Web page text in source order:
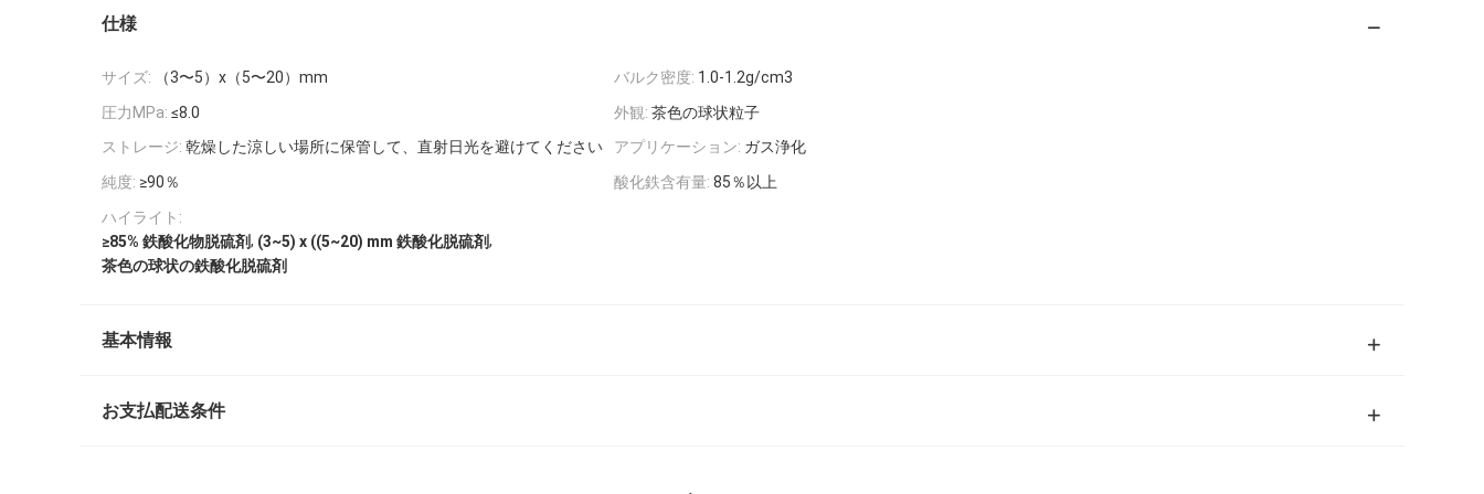
仕様
サイズ: （3〜5）x（5〜20）mm バルク密度: 1.0-1.2g/cm3
圧力MPa: ≤8.0 外観: 茶色の球状粒子
ストレージ: 乾燥した涼しい場所に保管して、直射日光を避けてください アプリケーション: ガス浄化
純度: ≥90％ 酸化鉄含有量: 85％以上
ハイライト:
≥85% 鉄酸化物脱硫剤, (3~5) x ((5~20) mm 鉄酸化脱硫剤,
茶色の球状の鉄酸化脱硫剤
基本情報
お支払配送条件